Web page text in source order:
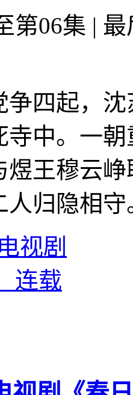
第06集 | 最
起，沈
寺中。一
煜王穆云
人归隐相